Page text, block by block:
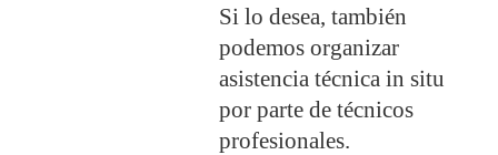
Si lo desea, también
podemos organizar
asistencia técnica in situ
por parte de técnicos
profesionales.